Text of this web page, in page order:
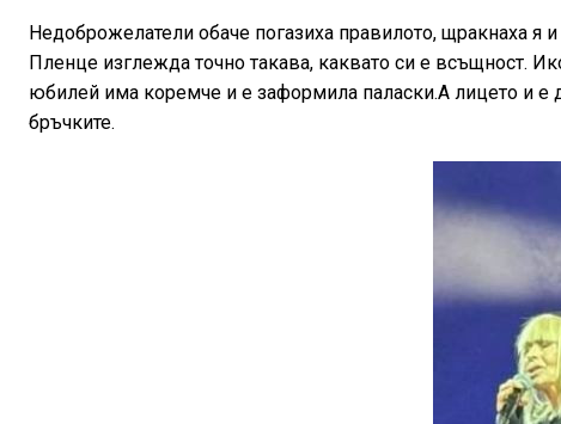
Недоброжелатели обаче погазиха правилото, щракнаха я
Пленце изглежда точно такава, каквато си е всъщност.
юбилей има коремче и е заформила паласки.А лицето и е
бръчките.